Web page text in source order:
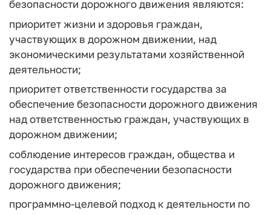
безопасности дорожного движения являются:
приоритет жизни и здоровья граждан,
участвующих в дорожном движении, над
экономическими результатами хозяйственной
деятельности;
приоритет ответственности государства за
обеспечение безопасности дорожного движения
над ответственностью граждан, участвующих в
дорожном движении;
соблюдение интересов граждан, общества и
государства при обеспечении безопасности
дорожного движения;
программно-целевой подход к деятельности по